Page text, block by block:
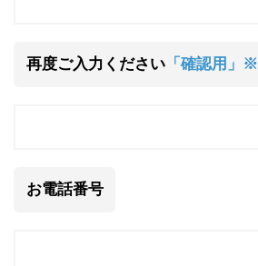
再度ご入力ください「確認用」※
お電話番号